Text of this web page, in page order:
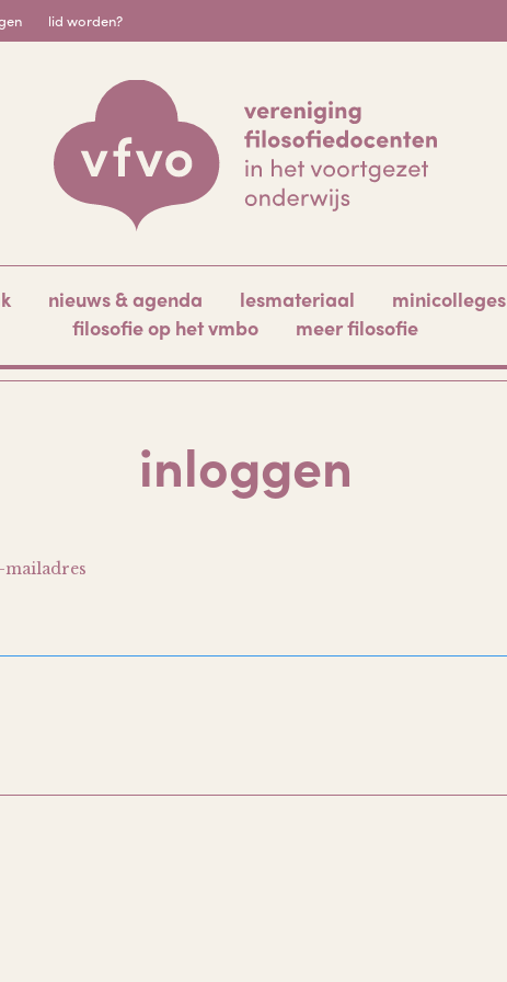
lid worden?
nieuws & agenda lesmateriaal minicolleges
filosofie op het vmbo
meer filosofie
inloggen
mailadres